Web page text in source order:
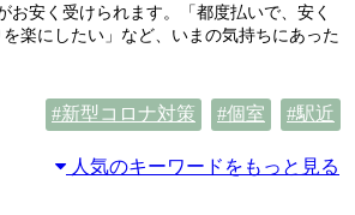
安く受けられます。「都度払いで、安く
楽にしたい」など、いまの気持ちにあった
新型コロナ対策 個室 駅近
人気のキーワードをもっと見る